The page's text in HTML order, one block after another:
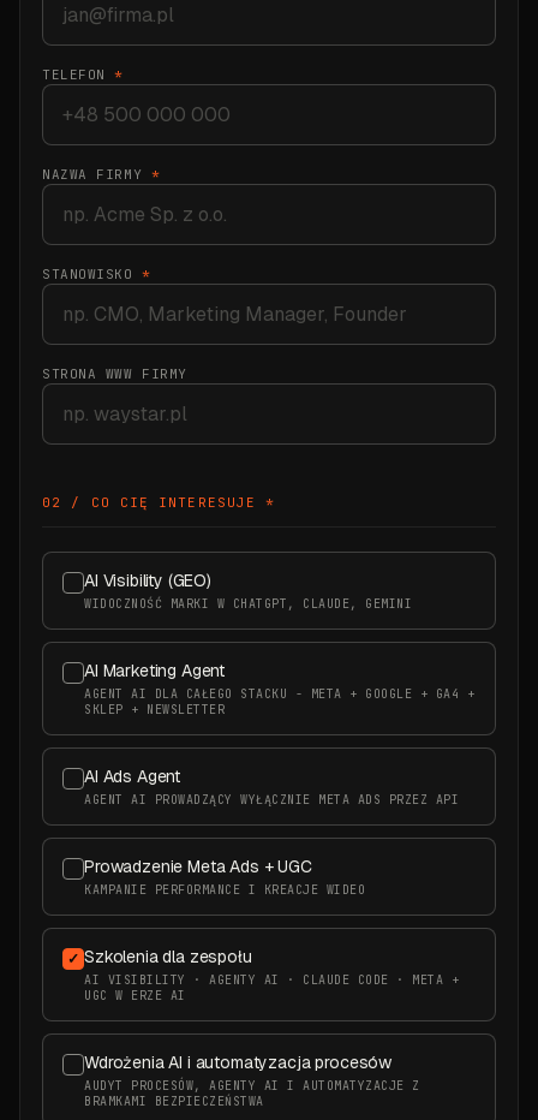
TELEFON*
NAZWA FIRMY *
STANOWISKO*
STRONA WWW FIRMY
02 / CO CIĘ INTERESUJE*
AI Visibility (GEO)
WIDOCZNOŚĆ MARKI W CHATGPT, CLAUDE, GEMINI
AI Marketing Agent
AGENT AI DLA CAŁEGO STACKU - META + GOOGLE + GA4 +
SKLEP + NEWSLETTER
AI Ads Agent
AGENT AI PROWADZĄCY WYŁĄCZNIE META ADS PRZEZ API
Prowadzenie Meta Ads + UGC
KAMPANIE PERFORMANCE I KREACJE WIDEO
Szkolenia dla zespołu
AI VISIBILITY · AGENTY AI · CLAUDE CODE · META +
UGC W ERZE AI
Wdrożenia AI i automatyzacja procesów
AUDYT PROCESÓW, AGENTY AI I AUTOMATYZACJE Z
BRAMKAMI BEZPIECZEŃSTWA